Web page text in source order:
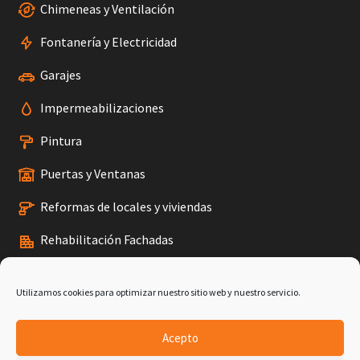
Utilizamos cookies para optimizar nuestro sitio web y nuestro servicio.
Acepto
Chimeneas y Ventilación
Fontanería y Electricidad
Garajes
Impermeabilizaciones
Pintura
Puertas y Ventanas
Reformas de locales y viviendas
Rehabilitación Fachadas